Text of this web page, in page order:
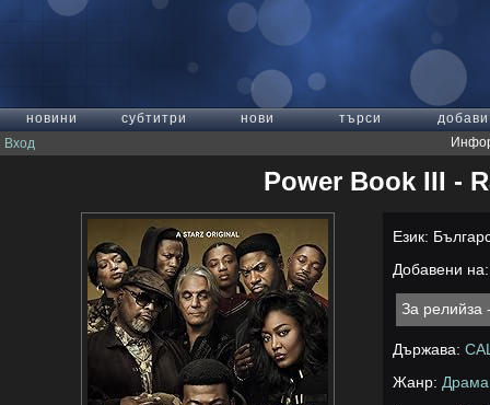
новини субтитри нови търси
добави
Вход
Power Book III -
Език:
Добавени
За релийза
Държава:
Жанр: Драма